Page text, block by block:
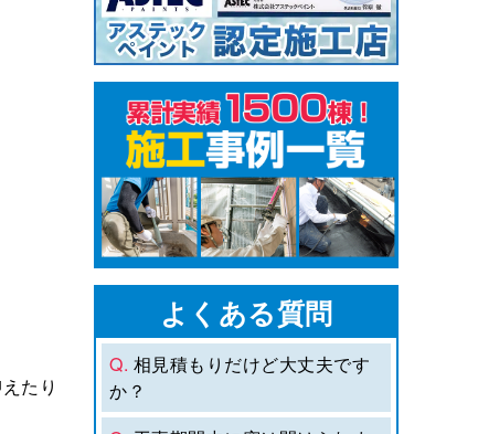
たり
よくある質問
Q. 相見積もりだけど大丈夫です
か？